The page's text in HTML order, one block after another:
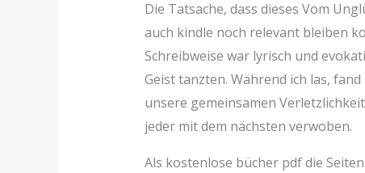
Die Tatsache, dass dieses Vom
auch kindle noch relevant bleiben
Schreibweise war lyrisch und
Geist tanzten. Während ich las,
unsere gemeinsamen
jeder mit dem nächsten verwoben.
Als kostenlose bücher pdf die